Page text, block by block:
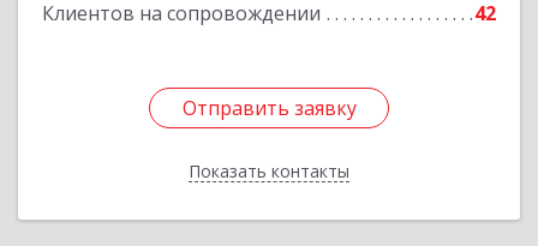
Клиентов на сопровождении 42
Отправить заявку
Показать контакты
Отправить заявку
Назад